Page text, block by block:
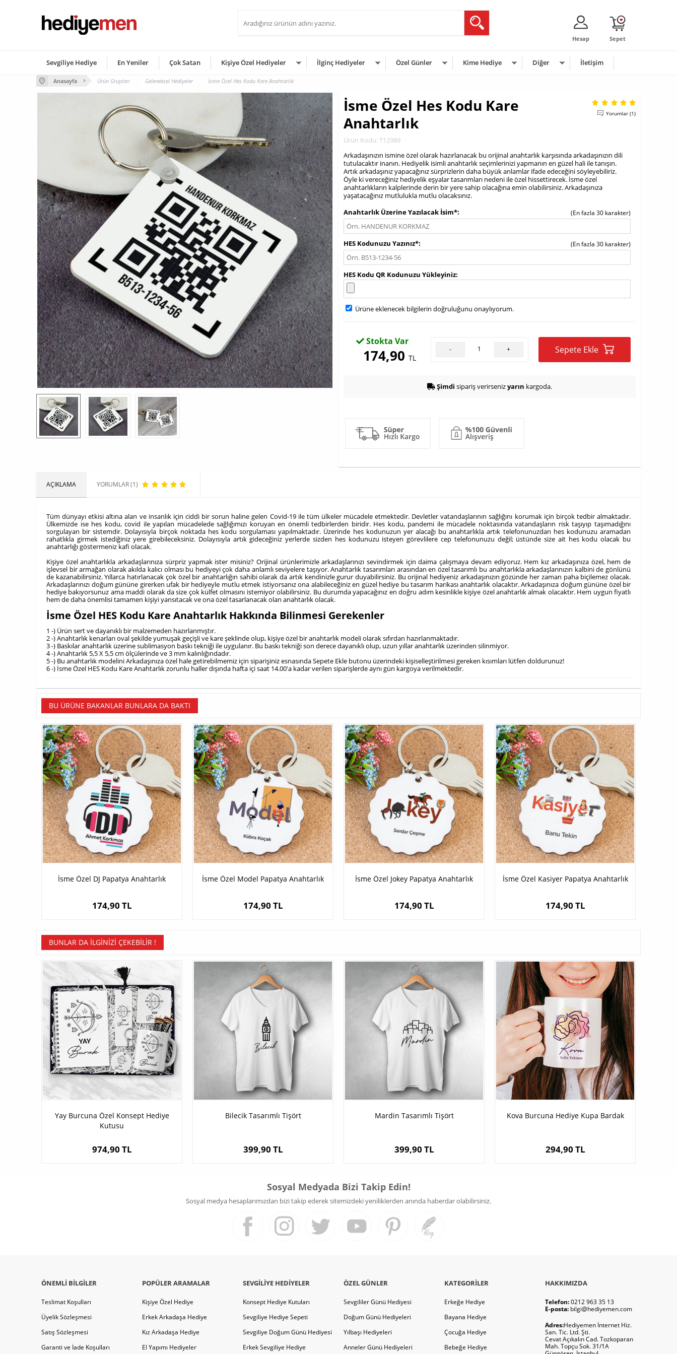
Sepet
Hesap
Sevgiliye Hediye En Yeniler Çok Satan Kişiye Özel Hediyeler İlginç Hediyeler Özel Günler Kime Hediye Diğer İletişim
Anasayfa Ürün Grupları Geleneksel Hediyeler İsme Özel Hes Kodu Kare Anahtarlık
İsme Özel Hes Kodu Kare
Anahtarlık
Ürün Kodu: T12989
Yorumlar (1)
Arkadaşınızın ismine özel olarak hazırlanacak bu orijinal anahtarlık karşısında arkadaşınızın dili
tutulacaktır inanın. Hediyelik isimli anahtarlık seçimlerinizi yapmanın en güzel hali ile tanışın.
Artık arkadaşınız yapacağınız sürprizlerin daha büyük anlamlar ifade edeceğini söyleyebiliriz.
Öyle ki vereceğiniz hediyelik eşyalar tasarımları nedeni ile özel hissettirecek. İsme özel
anahtarlıkların kalplerinde derin bir yere sahip olacağına emin olabilirsiniz. Arkadaşınıza
yaşatacağınız mutlulukla mutlu olacaksınız.
Anahtarlık Üzerine Yazılacak İsim*
(En fazla 30 karakter)
HES Kodunuzu Yazınız* (En fazla 30 karakter)
HES Kodu QR Kodunuzu Yükleyiniz
Ürüne eklenecek bilgilerin doğruluğunu onaylıyorum.
Stokta Var
174,90TL
- + Sepete Ekle
Şimdi sipariş verirsenizyarın kargoda.
AÇIKLAMA YORUMLAR (1)
Tüm dünyayı etkisi altına alan ve insanlık için ciddi bir sorun haline gelen Covid-19 ile tüm ülkeler mücadele etmektedir. Devletler vatandaşlarının sağlığını korumak için birçok tedbir almaktadır.
Ülkemizde ise hes kodu, covid ile yapılan mücadelede sağlığımızı koruyan en önemli tedbirlerden biridir. Hes kodu, pandemi ile mücadele noktasında vatandaşların risk taşıyıp taşımadığını
sorgulayan bir sistemdir. Dolayısıyla birçok noktada hes kodu sorgulaması yapılmaktadır. Üzerinde hes kodunuzun yer alacağı bu anahtarlıkla artık telefonunuzdan hes kodunuzu aramadan
rahatlıkla girmek istediğiniz yere girebileceksiniz. Dolayısıyla artık gideceğiniz yerlerde sizden hes kodunuzu isteyen görevlilere cep telefonunuzu değil; üstünde size ait hes kodu olacak bu
anahtarlığı göstermeniz kafi olacak.
Kişiye özel anahtarlıkla arkadaşlarınıza sürpriz yapmak ister misiniz? Orijinal ürünlerimizle arkadaşlarınızı sevindirmek için daima çalışmaya devam ediyoruz. Hem kız arkadaşınıza özel, hem de
işlevsel bir armağan olarak akılda kalıcı olması bu hediyeyi çok daha anlamlı seviyelere taşıyor. Anahtarlık tasarımları arasından en özel tasarımlı bu anahtarlıkla arkadaşlarınızın kalbini de gönlünü
de kazanabilirsiniz. Yıllarca hatırlanacak çok özel bir anahtarlığın sahibi olarak da artık kendinizle gurur duyabilirsiniz. Bu orijinal hediyeniz arkadaşınızın gözünde her zaman paha biçilemez olacak.
Arkadaşlarınızı doğum gününe girerken ufak bir hediyeyle mutlu etmek istiyorsanız ona alabileceğiniz en güzel hediye bu tasarım harikası anahtarlık olacaktır. Arkadaşınıza doğum gününe özel bir
hediye bakıyorsunuz ama maddi olarak da size çok külfet olmasını istemiyor olabilirsiniz. Bu durumda yapacağınız en doğru adım kesinlikle kişiye özel anahtarlık almak olacaktır. Hem uygun fiyatlı
hem de daha önemlisi tamamen kişiyi yansıtacak ve ona özel tasarlanacak olan anahtarlık olacak.
İsme Özel HES Kodu Kare Anahtarlık Hakkında Bilinmesi Gerekenler
1 -) Ürün sert ve dayanıklı bir malzemeden hazırlanmıştır.
2 -) Anahtarlık kenarları oval şekilde yumuşak geçişli ve kare şeklinde olup, kişiye özel bir anahtarlık modeli olarak sıfırdan hazırlanmaktadır.
3 -) Baskılar anahtarlık üzerine sublimasyon baskı tekniği ile uygulanır. Bu baskı tekniği son derece dayanıklı olup, uzun yıllar anahtarlık üzerinden silinmiyor.
4 -) Anahtarlık 5,5 X 5,5 cm ölçülerinde ve 3 mm kalınlığındadır.
5 -) Bu anahtarlık modelini Arkadaşınıza özel hale getirebilmemiz için siparişiniz esnasında Sepete Ekle butonu üzerindeki kişiselleştirilmesi gereken kısımları lütfen doldurunuz!
6 -) İsme Özel HES Kodu Kare Anahtarlık zorunlu haller dışında hafta içi saat 14.00'a kadar verilen siparişlerde aynı gün kargoya verilmektedir.
BU ÜRÜNE BAKANLAR BUNLARA DA BAKTI
İsme Özel DJ Papatya Anahtarlık
174,90 TL
İsme Özel Model Papatya Anahtarlık
174,90 TL
İsme Özel Jokey Papatya Anahtarlık
174,90 TL
İsme Özel Kasiyer Papatya Anahtarlık
174,90 TL
BUNLAR DA İLGINIZI ÇEKEBILIR !
Yay Burcuna Özel Konsept Hediye
Kutusu
974,90 TL
Bilecik Tasarımlı Tişört
399,90 TL
Mardin Tasarımlı Tişört
399,90 TL
Kova Burcuna Hediye Kupa Bardak
294,90 TL
Sosyal Medyada Bizi Takip Edin!
Sosyal medya hesaplarımızdan bizi takip ederek sitemizdeki yeniliklerden anında haberdar olabilirsiniz.
ÖNEMLI BILGILER
Teslimat Koşulları
Üyelik Sözleşmesi
Satış Sözleşmesi
Garanti ve İade Koşulları
POPÜLER ARAMALAR
Kişiye Özel Hediye
Erkek Arkadaşa Hediye
Kız Arkadaşa Hediye
El Yapımı Hediyeler
SEVGILIYE HEDIYELER
Konsept Hediye Kutuları
Sevgiliye Hediye Sepeti
Sevgiliye Doğum Günü Hediyesi
Erkek Sevgiliye Hediye
ÖZEL GÜNLER
Sevgililer Günü Hediyesi
Doğum Günü Hediyeleri
Yılbaşı Hediyeleri
Anneler Günü Hediyeleri
KATEGORILER
Erkeğe Hediye
Bayana Hediye
Çocuğa Hediye
Bebeğe Hediye
HAKKIMIZDA
Telefon:0212 963 35 13
E-posta: bilgi@hediyemen.com
Adres:Hediyemen İnternet Hiz.
San. Tic. Ltd. Şti.
Cevat Açıkalın Cad. Tozkoparan
Mah. Topçu Sok. 31/1A